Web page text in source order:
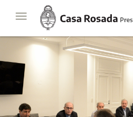
Toggle
navigation
Casa
Rosada
Presidencia
de
la
Nación
PresidenciaJavier Milei